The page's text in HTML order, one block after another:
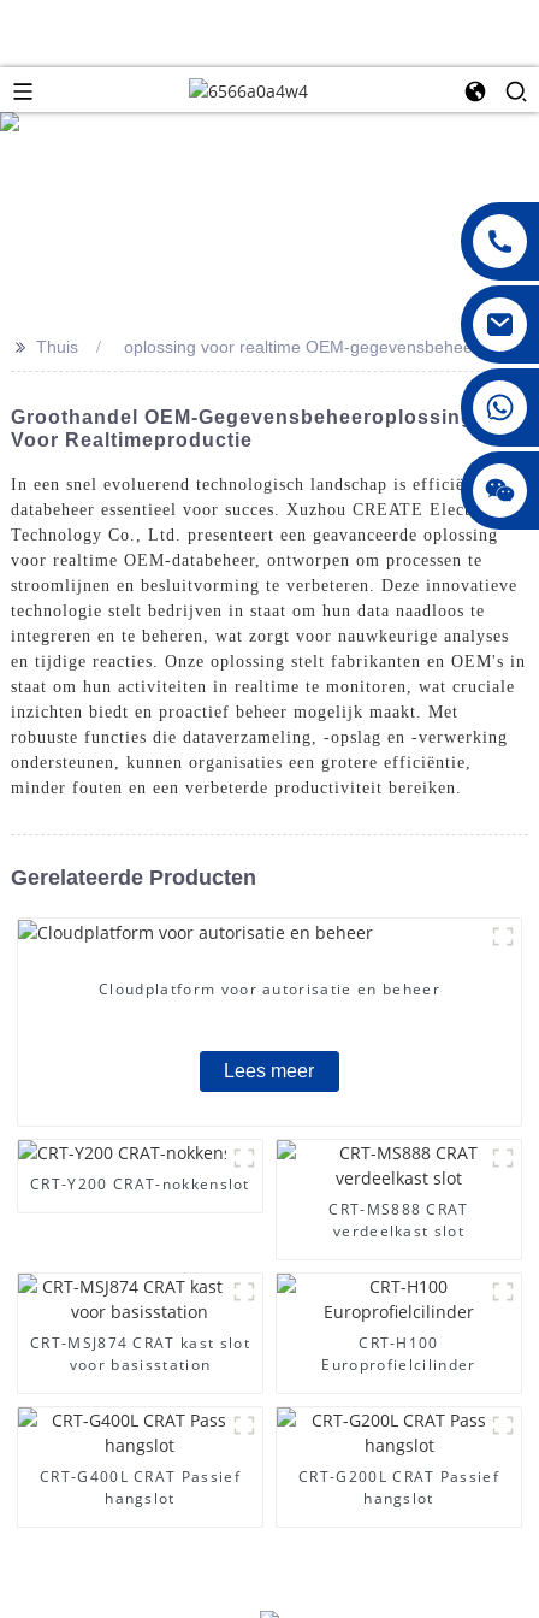
jenny010678
>> Thuis oplossing voor realtime OEM-gegevensbeheer
Groothandel OEM-Gegevensbeheeroplossingen
Voor Realtimeproductie
In een snel evoluerend technologisch landschap is efficiënt
databeheer essentieel voor succes. Xuzhou CREATE Electronic
Technology Co., Ltd. presenteert een geavanceerde oplossing
voor realtime OEM-databeheer, ontworpen om processen te
stroomlijnen en besluitvorming te verbeteren. Deze innovatieve
technologie stelt bedrijven in staat om hun data naadloos te
integreren en te beheren, wat zorgt voor nauwkeurige analyses
en tijdige reacties. Onze oplossing stelt fabrikanten en OEM's in
staat om hun activiteiten in realtime te monitoren, wat cruciale
inzichten biedt en proactief beheer mogelijk maakt. Met
robuuste functies die dataverzameling, -opslag en -verwerking
ondersteunen, kunnen organisaties een grotere efficiëntie,
minder fouten en een verbeterde productiviteit bereiken.
Gerelateerde Producten
Cloudplatform voor autorisatie en beheer
Lees meer
CRT-Y200 CRAT-nokkenslot
CRT-MS888 CRAT
verdeelkast slot
CRT-MSJ874 CRAT kast slot
voor basisstation
CRT-H100
Europrofielcilinder
CRT-G400L CRAT Passief
hangslot
CRT-G200L CRAT Passief
hangslot